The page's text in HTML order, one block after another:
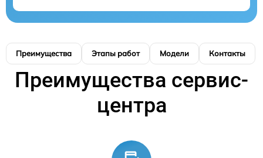
Преимущества Этапы работ Модели Контакты
Преимущества сервис-
центра